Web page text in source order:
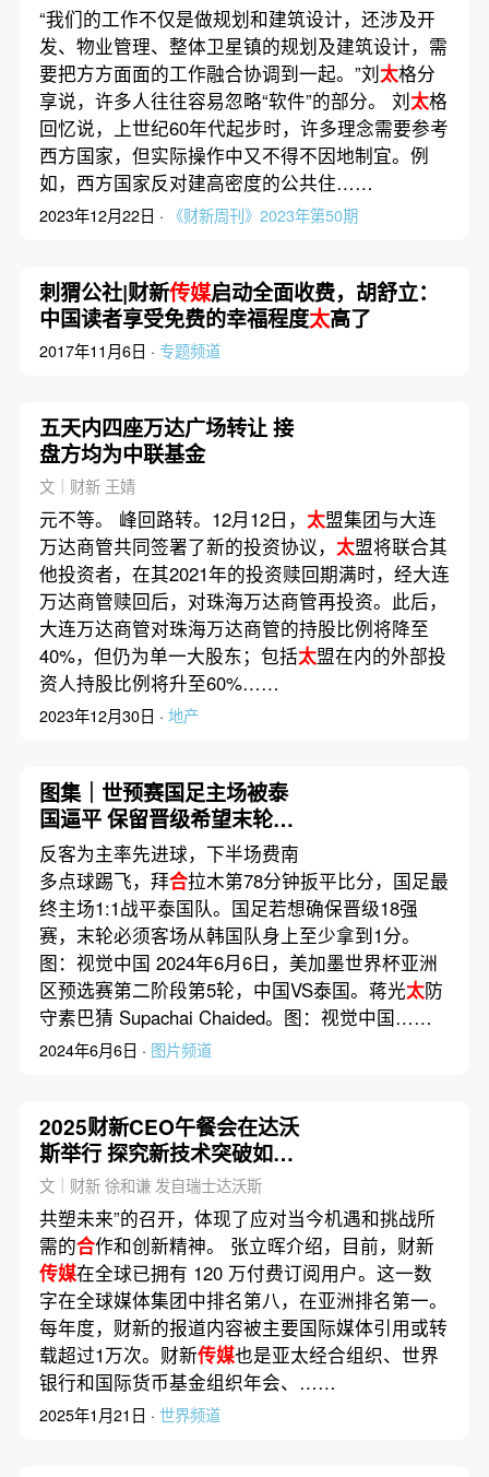
“我们的工作不仅是做规划和建筑设计，还涉及开
发、物业管理、整体卫星镇的规划及建筑设计，需
要把方方面面的工作融合协调到一起。”刘太格分
享说，许多人往往容易忽略“软件”的部分。 刘太格
回忆说，上世纪60年代起步时，许多理念需要参考
西方国家，但实际操作中又不得不因地制宜。例
如，西方国家反对建高密度的公共住……
2023年12月22日 · 《财新周刊》2023年第50期
刺猬公社|财新传媒启动全面收费，胡舒立：
中国读者享受免费的幸福程度太高了
2017年11月6日 · 专题频道
五天内四座万达广场转让 接
盘方均为中联基金
文｜财新 王婧
元不等。 峰回路转。12月12日， 太盟集团与大连
万达商管共同签署了新的投资协议， 太盟将联合其
他投资者，在其2021年的投资赎回期满时，经大连
万达商管赎回后，对珠海万达商管再投资。此后，
大连万达商管对珠海万达商管的持股比例将降至
40%，但仍为单一大股东；包括太盟在内的外部投
资人持股比例将升至60%……
2023年12月30日 · 地产
图集｜世预赛国足主场被泰
国逼平 保留晋级希望末轮战
韩国
反客为主率先进球，下半场费南
多点球踢飞，拜合拉木第78分钟扳平比分，国足最
终主场1:1战平泰国队。国足若想确保晋级18强
赛，末轮必须客场从韩国队身上至少拿到1分。
图：视觉中国 2024年6月6日，美加墨世界杯亚洲
区预选赛第二阶段第5轮，中国VS泰国。蒋光太防
守素巴猜 Supachai Chaided。图：视觉中国……
2024年6月6日 · 图片频道
2025财新CEO午餐会在达沃
斯举行 探究新技术突破如何
冲击全球
文｜财新 徐和谦 发自瑞士达沃斯
共塑未来”的召开，体现了应对当今机遇和挑战所
需的合作和创新精神。 张立晖介绍，目前，财新
传媒在全球已拥有 120 万付费订阅用户。这一数
字在全球媒体集团中排名第八，在亚洲排名第一。
每年度，财新的报道内容被主要国际媒体引用或转
载超过1万次。财新传媒也是亚太经合组织、世界
银行和国际货币基金组织年会、……
2025年1月21日 · 世界频道